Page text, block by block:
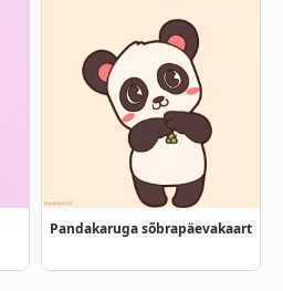
Pandakaruga sõbrapäevakaart